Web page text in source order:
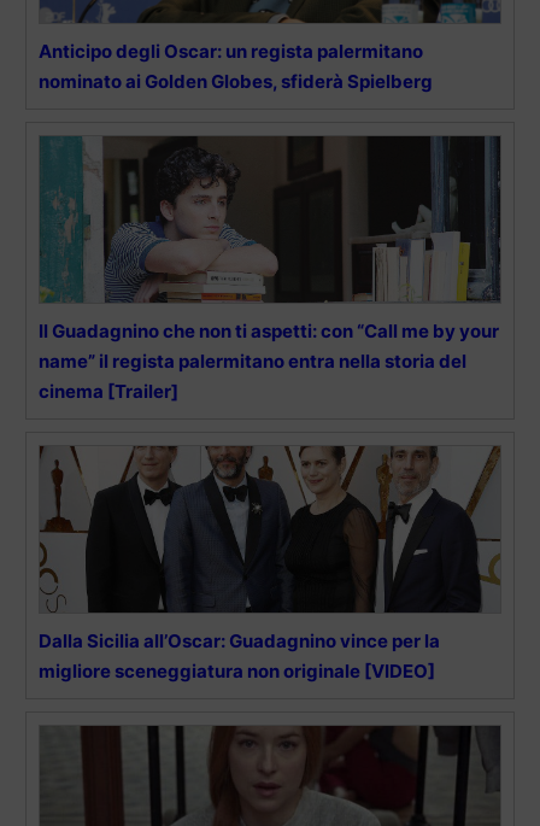
Anticipo degli Oscar: un regista palermitano
nominato ai Golden Globes, sfiderà Spielberg
Il Guadagnino che non ti aspetti: con “Call me by your
name” il regista palermitano entra nella storia del
cinema [Trailer]
Dalla Sicilia all’Oscar: Guadagnino vince per la
migliore sceneggiatura non originale [VIDEO]